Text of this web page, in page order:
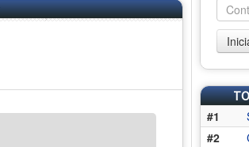
#1
#2